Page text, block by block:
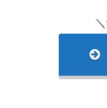
＼